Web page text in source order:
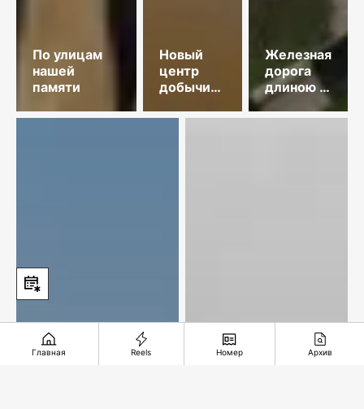
По улицам
нашей
памяти
Новый
центр
добычи
Железная
дорога
длиною в
35 лет
Главная Reels Номер Архив